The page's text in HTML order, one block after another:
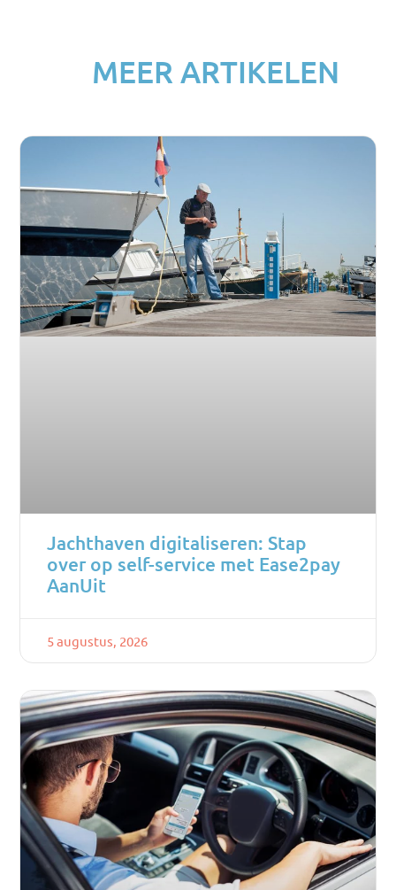
MEER ARTIKELEN
Jachthaven digitaliseren: Stap
over op self-service met Ease2pay
AanUit
5 augustus, 2026